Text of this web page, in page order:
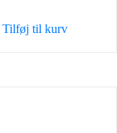
179,00 kr..
Tilføj til kurv